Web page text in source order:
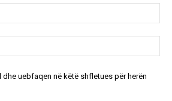
dhe uebfaqen në këtë shfletues për herën